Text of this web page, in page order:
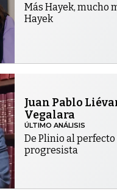
Más Hayek, mucho
Hayek
Juan Pablo
Vegalara
ÚLTIMO ANÁLISIS
De Plinio al
progresista